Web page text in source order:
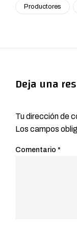
Productores
Deja una
Tu dirección de
Los campos
Comentario *